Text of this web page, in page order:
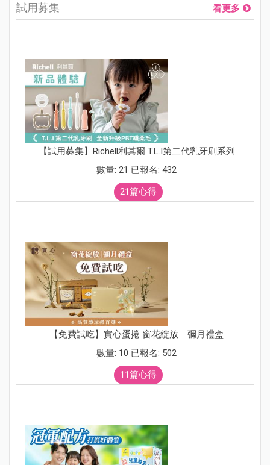
試用募集 看更多
【試用募集】Richell利其爾 T.L.I第二代乳牙刷系列
數量: 21 已報名: 432
21篇心得
【免費試吃】實心蛋捲 窗花綻放｜彌月禮盒
數量: 10 已報名: 502
11篇心得